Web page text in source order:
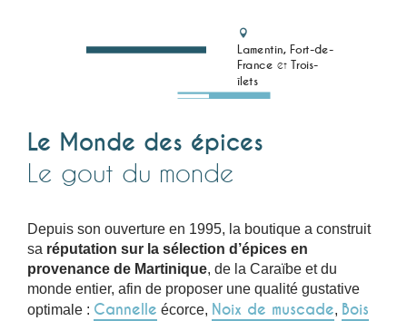
Lamentin, Fort-de-
France et Trois-
îlets
Le Monde des épices
Le gout du monde
Depuis son ouverture en 1995, la boutique a construit
sa réputation sur la sélection d’épices en
provenance de Martinique, de la Caraïbe et du
monde entier, afin de proposer une qualité gustative
optimale : Cannelle écorce, Noix de muscade, Bois